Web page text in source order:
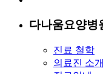
다나움요양병
진료 철학
의료진 소개